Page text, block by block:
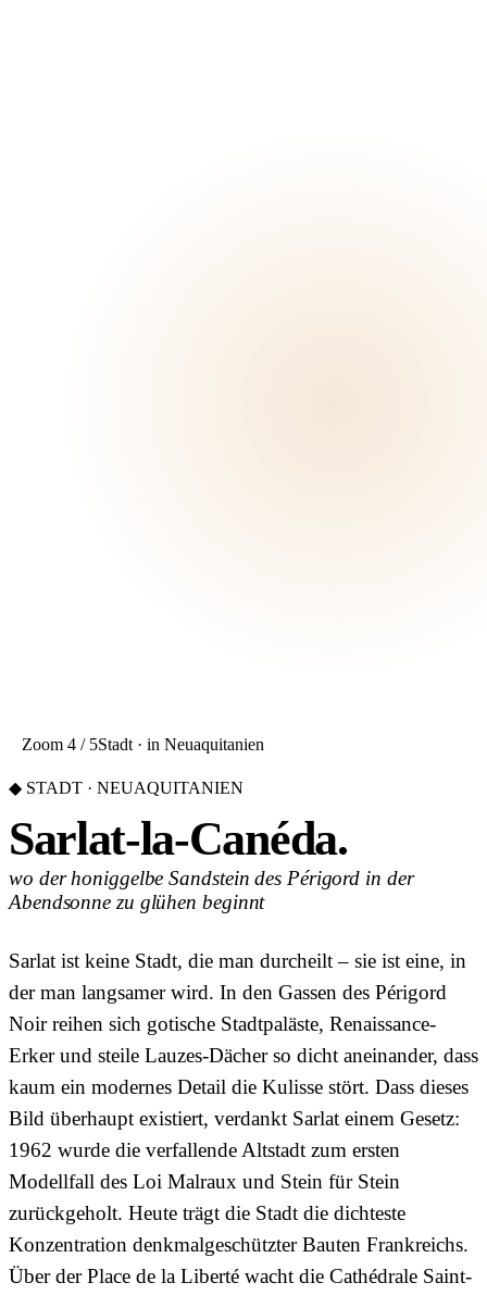
Zoom 4 / 5Stadt · in Neuaquitanien
◆ STADT · NEUAQUITANIEN
Sarlat-la-Canéda.
wo der honiggelbe Sandstein des Périgord in der
Abendsonne zu glühen beginnt
Sarlat ist keine Stadt, die man durcheilt – sie ist eine, in
der man langsamer wird. In den Gassen des Périgord
Noir reihen sich gotische Stadtpaläste, Renaissance-
Erker und steile Lauzes-Dächer so dicht aneinander, dass
kaum ein modernes Detail die Kulisse stört. Dass dieses
Bild überhaupt existiert, verdankt Sarlat einem Gesetz:
1962 wurde die verfallende Altstadt zum ersten
Modellfall des Loi Malraux und Stein für Stein
zurückgeholt. Heute trägt die Stadt die dichteste
Konzentration denkmalgeschützter Bauten Frankreichs.
Über der Place de la Liberté wacht die Cathédrale Saint-